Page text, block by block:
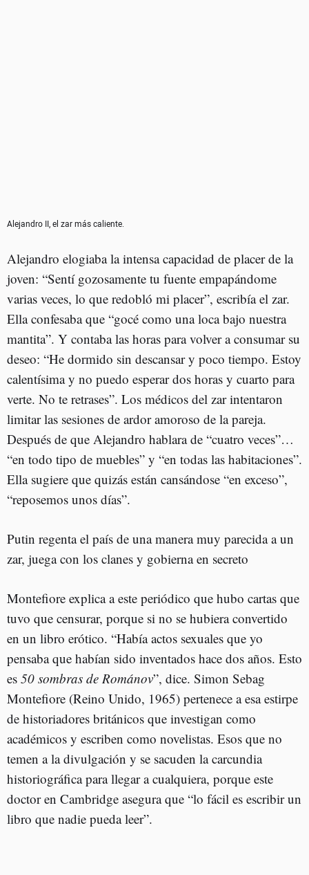
Alejandro II, el zar más caliente.
Alejandro elogiaba la intensa capacidad de placer de la
joven: “Sentí gozosamente tu fuente empapándome
varias veces, lo que redobló mi placer”, escribía el zar.
Ella confesaba que “gocé como una loca bajo nuestra
mantita”. Y contaba las horas para volver a consumar su
deseo: “He dormido sin descansar y poco tiempo. Estoy
calentísima y no puedo esperar dos horas y cuarto para
verte. No te retrases”. Los médicos del zar intentaron
limitar las sesiones de ardor amoroso de la pareja.
Después de que Alejandro hablara de “cuatro veces”…
“en todo tipo de muebles” y “en todas las habitaciones”.
Ella sugiere que quizás están cansándose “en exceso”,
“reposemos unos días”.
Putin regenta el país de una manera muy parecida a un
zar, juega con los clanes y gobierna en secreto
Montefiore explica a este periódico que hubo cartas que
tuvo que censurar, porque si no se hubiera convertido
en un libro erótico. “Había actos sexuales que yo
pensaba que habían sido inventados hace dos años. Esto
es 50 sombras de Románov”, dice. Simon Sebag
Montefiore (Reino Unido, 1965) pertenece a esa estirpe
de historiadores británicos que investigan como
académicos y escriben como novelistas. Esos que no
temen a la divulgación y se sacuden la carcundia
historiográfica para llegar a cualquiera, porque este
doctor en Cambridge asegura que “lo fácil es escribir un
libro que nadie pueda leer”.